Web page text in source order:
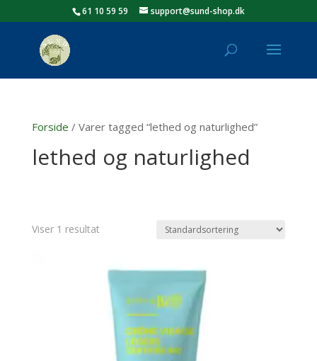
61 10 59 59 support@sund-shop.dk
Forside / Varer tagged “lethed og naturlighed”
lethed og naturlighed
Viser 1 resultat